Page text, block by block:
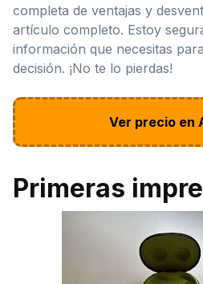
completa de ventajas y
artículo completo. Estoy
información que necesitas
decisión. ¡No te lo pierdas!
Ver precio en
Primeras